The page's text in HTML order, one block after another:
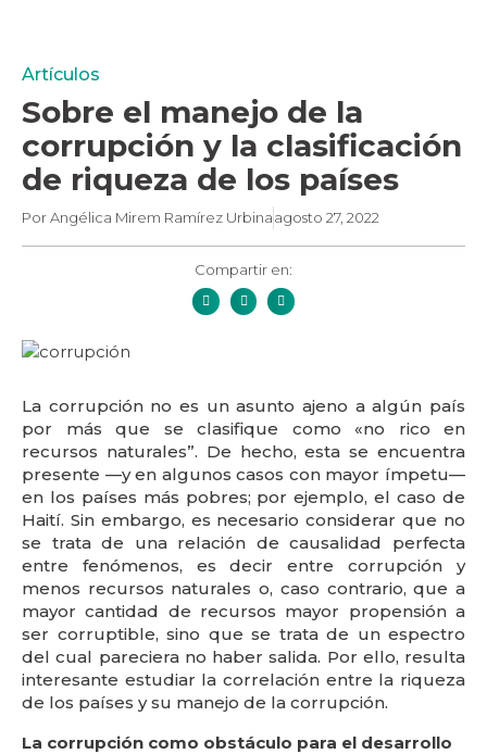
Artículos
Sobre el manejo de la
corrupción y la clasificación
de riqueza de los países
PorAngélica Mirem Ramírez Urbinaagosto 27, 2022
Compartir en:
La corrupción no es un asunto ajeno a algún país
por más que se clasifique como «no rico en
recursos naturales”. De hecho, esta se encuentra
presente —y en algunos casos con mayor ímpetu—
en los países más pobres; por ejemplo, el caso de
Haití. Sin embargo, es necesario considerar que no
se trata de una relación de causalidad perfecta
entre fenómenos, es decir entre corrupción y
menos recursos naturales o, caso contrario, que a
mayor cantidad de recursos mayor propensión a
ser corruptible, sino que se trata de un espectro
del cual pareciera no haber salida. Por ello, resulta
interesante estudiar la correlación entre la riqueza
de los países y su manejo de la corrupción.
La corrupción como obstáculo para el desarrollo